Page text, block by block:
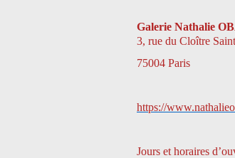
Galerie Nathalie
3, rue du Cloître
75004 Paris
https://
Jours et horaires